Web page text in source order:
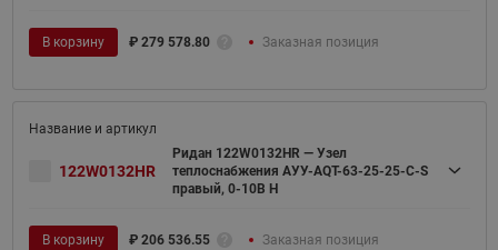
В корзину ₽ 279 578.80 Заказная позиция
122W0132HR
Ридан 122W0132HR — Узел
теплоснабжения АУУ-AQT-63-25-25-C-S
правый, 0-10В H
В корзину ₽ 206 536.55 Заказная позиция